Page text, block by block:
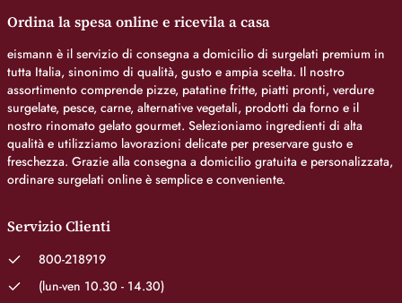
Ordina la spesa online e ricevila a casa
eismann è il servizio di consegna a domicilio di surgelati premium in
tutta Italia, sinonimo di qualità, gusto e ampia scelta. Il nostro
assortimento comprende pizze, patatine fritte, piatti pronti, verdure
surgelate, pesce, carne, alternative vegetali, prodotti da forno e il
nostro rinomato gelato gourmet. Selezioniamo ingredienti di alta
qualità e utilizziamo lavorazioni delicate per preservare gusto e
freschezza. Grazie alla consegna a domicilio gratuita e personalizzata,
ordinare surgelati online è semplice e conveniente.
Servizio Clienti
800-218919
(lun-ven 10.30 - 14.30)